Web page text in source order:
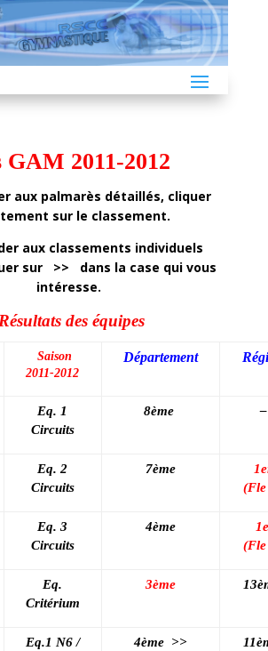
GAM 2011-2012
aux palmarès détaillés, cliquer
sur le classement.
aux classements individuels
sur >>
dans la case qui vous
intéresse.
Résultats des équipes
Saison
2011-2012
Département
Eq. 1
Circuits
8ème –
Eq. 2
Circuits
7ème
Eq. 3
Circuits
4ème
Eq.
Critérium
3ème
Eq.1 N6 /
4ème >>